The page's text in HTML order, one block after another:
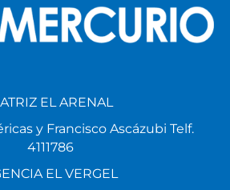
EL ARENAL
y Francisco Ascázubi Telf.
4111786
EL VERGEL